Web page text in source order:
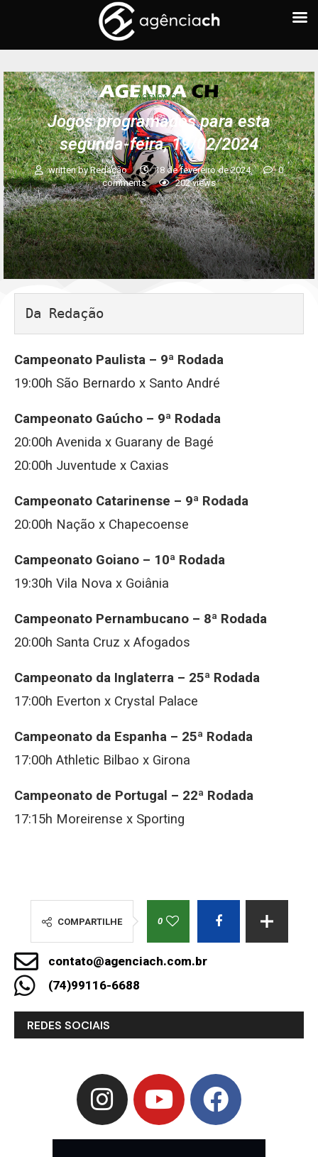
AGENDA CH
Jogos programados para esta
segunda-feira, 19/02/2024
written byRedação 18 de fevereiro de 2024
0
comments
202views
Da Redação
Campeonato Paulista – 9ª Rodada
19:00h São Bernardo x Santo André
Campeonato Gaúcho – 9ª Rodada
20:00h Avenida x Guarany de Bagé
20:00h Juventude x Caxias
Campeonato Catarinense – 9ª Rodada
20:00h Nação x Chapecoense
Campeonato Goiano – 10ª Rodada
19:30h Vila Nova x Goiânia
Campeonato Pernambucano – 8ª Rodada
20:00h Santa Cruz x Afogados
Campeonato da Inglaterra – 25ª Rodada
17:00h Everton x Crystal Palace
Campeonato da Espanha – 25ª Rodada
17:00h Athletic Bilbao x Girona
Campeonato de Portugal – 22ª Rodada
17:15h Moreirense x Sporting
COMPARTILHE 0
contato@agenciach.com.br
(74)99116-6688
REDES SOCIAIS